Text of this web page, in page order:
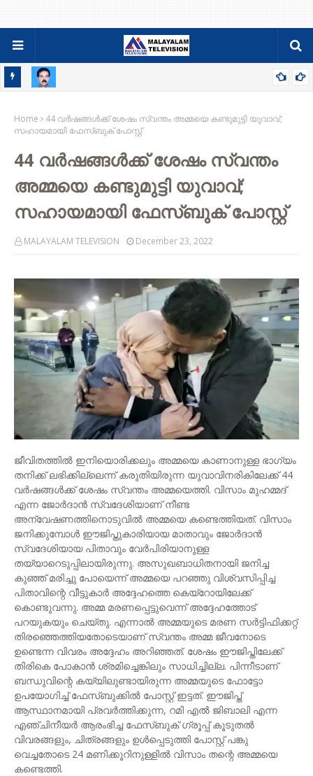
Home
44 വർഷങ്ങൾക്ക് ശേഷം സ്വന്തം അമ്മയെ കണ്ടുമുട്ടി യുവാവ്;
സഹായമായി ഫേസ്ബുക് പോസ്റ്റ്‌
44 വർഷങ്ങൾക്ക് ശേഷം സ്വന്തം
അമ്മയെ കണ്ടുമുട്ടി യുവാവ്;
സഹായമായി ഫേസ്ബുക് പോസ്റ്റ്‌
MALAYALAM TELEVISION December 23, 2022
ജീവിതത്തിൽ ഇനിയൊരിക്കലും അമ്മയെ കാണാനുള്ള ഭാഗ്യം
തനിക്ക് ലഭിക്കില്ലെന്ന് കരുതിയിരുന്ന യുവാവിനരികിലേക്ക് 44
വർഷങ്ങൾക്ക് ശേഷം സ്വന്തം അമ്മയെത്തി. വിസാം മുഹമ്മദ്‌
എന്ന ജോർദാൻ സ്വദേശിയാണ് നീണ്ട
അന്വേഷണത്തിനൊടുവിൽ അമ്മയെ കണ്ടെത്തിയത്. വിസാം
ജനിക്കുമ്പോൾ ഈജിപ്തുകാരിയായ മാതാവും ജോർദാൻ
സ്വദേശിയായ പിതാവും വേർപിരിയാനുള്ള
തയ്യാറെടുപ്പിലായിരുന്നു. അസുഖബാധിതനായി ജനിച്ച
കുഞ്ഞ് മരിച്ചു പോയെന്ന് അമ്മയെ പറഞ്ഞു വിശ്വസിപ്പിച്ച
പിതാവിന്റെ വീട്ടുകാർ അദ്ദേഹത്തെ കെയ്റോയിലേക്ക്
കൊണ്ടുവന്നു. അമ്മ മരണപ്പെട്ടുവെന്ന് അദ്ദേഹത്തോട്
പറയുകയും ചെയ്തു. എന്നാൽ അമ്മയുടെ മരണ സർട്ടിഫിക്കറ്റ്
തിരഞ്ഞെത്തിയതോടെയാണ് സ്വന്തം അമ്മ ജീവനോടെ
ഉണ്ടെന്ന വിവരം അദ്ദേഹം അറിഞ്ഞത്. ശേഷം ഈജിപ്തിലേക്ക്
തിരികെ പോകാൻ ശ്രമിച്ചെങ്കിലും സാധിച്ചില്ല. പിന്നീടാണ്
ബന്ധുവിന്റെ കയ്യിലുണ്ടായിരുന്ന അമ്മയുടെ ഫോട്ടോ
ഉപയോഗിച്ച് ഫേസ്ബുക്കിൽ പോസ്റ്റ്‌ ഇട്ടത്. ഈജിപ്ത്
ആസ്ഥാനമായി പ്രവർത്തിക്കുന്ന, റമി എൽ ജിബാലി എന്ന
എഞ്ചിനീയർ ആരംഭിച്ച ഫേസ്ബുക് ഗ്രൂപ്പ്‌ കൂടുതൽ
വിവരങ്ങളും, ചിത്രങ്ങളും ഉൾപ്പെടുത്തി പോസ്റ്റ്‌ പങ്കു
വെച്ചതോടെ 24 മണിക്കൂറിനുള്ളിൽ വിസാം തന്റെ അമ്മയെ
കണ്ടെത്തി.